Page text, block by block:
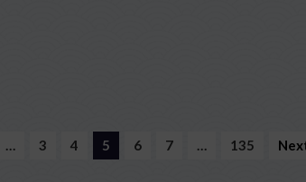
… 3 4 5 6 7 … 135